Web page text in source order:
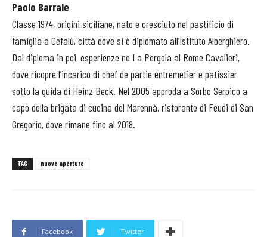
Paolo Barrale
Classe 1974, origini siciliane, nato e cresciuto nel pastificio di
famiglia a Cefalù, città dove si è diplomato all’Istituto Alberghiero.
Dal diploma in poi, esperienze ne La Pergola al Rome Cavalieri,
dove ricopre l’incarico di chef de partie entremetier e patissier
sotto la guida di Heinz Beck. Nel 2005 approda a Sorbo Serpico a
capo della brigata di cucina del Marennà, ristorante di Feudi di San
Gregorio, dove rimane fino al 2018.
TAG nuove aperture
Facebook Twitter